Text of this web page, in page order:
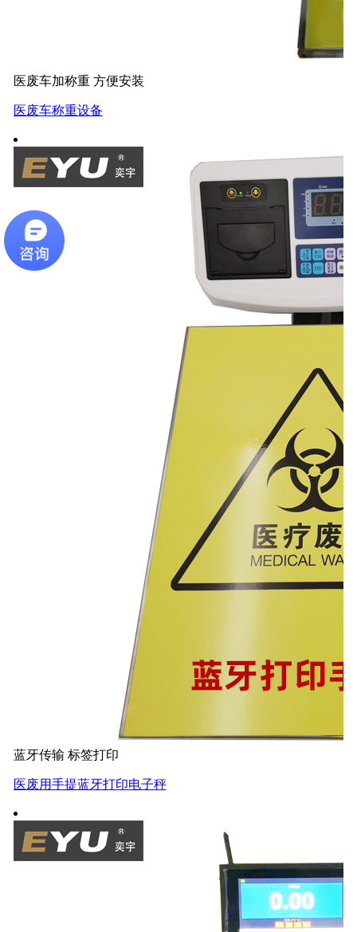
医废车加称重 方便安装
医废车称重设备
蓝牙传输 标签打印
医废用手提蓝牙打印电子秤